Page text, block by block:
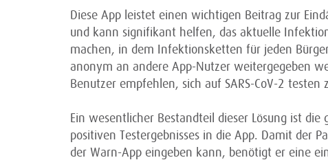
Diese App leistet einen wichtigen Beitrag zur
und kann signifikant helfen, das aktuelle
machen, in dem Infektionsketten für jeden
anonym an andere App-Nutzer weitergegeben
Benutzer empfehlen, sich auf SARS-CoV-2 testen
Ein wesentlicher Bestandteil dieser Lösung ist die
positiven Testergebnisses in die App. Damit der
der Warn-App eingeben kann, benötigt er eine